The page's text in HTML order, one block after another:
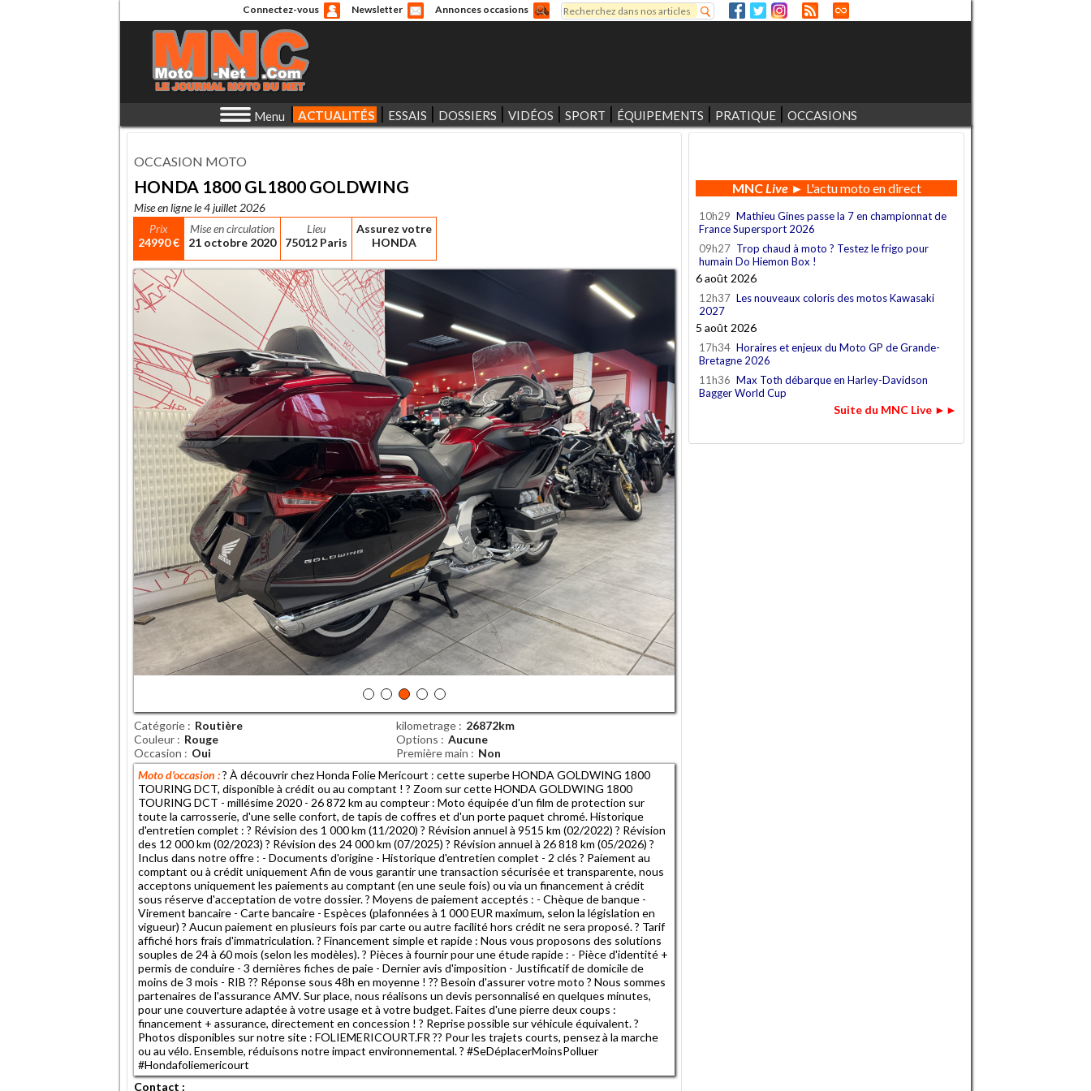
Connectez-vous Newsletter Annonces occasions
Formulaire de recherche
Rechercher
Menu ACTUALITÉS ESSAIS DOSSIERS VIDÉOS SPORT ÉQUIPEMENTS PRATIQUE OCCASIONS
OCCASION MOTO
HONDA 1800 GL1800 GOLDWING
Mise en ligne le 4 juillet 2026
Prix
24990 €
Mise en circulation
21 octobre 2020
Lieu
75012 Paris
Assurez votre
HONDA
Catégorie Routière kilometrage
26872km
Couleur
Rouge Options
Aucune
Occasion
Oui Première main
Non
Moto d'occasion :? À découvrir chez Honda Folie Mericourt : cette superbe HONDA GOLDWING 1800
TOURING DCT, disponible à crédit ou au comptant ! ? Zoom sur cette HONDA GOLDWING 1800
TOURING DCT - millésime 2020 - 26 872 km au compteur : Moto équipée d'un film de protection sur
toute la carrosserie, d'une selle confort, de tapis de coffres et d'un porte paquet chromé. Historique
d'entretien complet : ? Révision des 1 000 km (11/2020) ? Révision annuel à 9515 km (02/2022) ? Révision
des 12 000 km (02/2023) ? Révision des 24 000 km (07/2025) ? Révision annuel à 26 818 km (05/2026) ?
Inclus dans notre offre : - Documents d'origine - Historique d'entretien complet - 2 clés ? Paiement au
comptant ou à crédit uniquement Afin de vous garantir une transaction sécurisée et transparente, nous
acceptons uniquement les paiements au comptant (en une seule fois) ou via un financement à crédit
sous réserve d'acceptation de votre dossier. ? Moyens de paiement acceptés : - Chèque de banque -
Virement bancaire - Carte bancaire - Espèces (plafonnées à 1 000 EUR maximum, selon la législation en
vigueur) ? Aucun paiement en plusieurs fois par carte ou autre facilité hors crédit ne sera proposé. ? Tarif
affiché hors frais d'immatriculation. ? Financement simple et rapide : Nous vous proposons des solutions
souples de 24 à 60 mois (selon les modèles). ? Pièces à fournir pour une étude rapide : - Pièce d'identité +
permis de conduire - 3 dernières fiches de paie - Dernier avis d'imposition - Justificatif de domicile de
moins de 3 mois - RIB ?? Réponse sous 48h en moyenne ! ?? Besoin d'assurer votre moto ? Nous sommes
partenaires de l'assurance AMV. Sur place, nous réalisons un devis personnalisé en quelques minutes,
pour une couverture adaptée à votre usage et à votre budget. Faites d'une pierre deux coups :
financement + assurance, directement en concession ! ? Reprise possible sur véhicule équivalent. ?
Photos disponibles sur notre site : FOLIEMERICOURT.FR ?? Pour les trajets courts, pensez à la marche
ou au vélo. Ensemble, réduisons notre impact environnemental. ? #SeDéplacerMoinsPolluer
#Hondafoliemericourt
Contact :
MNCLive► L'actu moto en direct
10h29 Mathieu Gines passe la 7 en championnat de
France Supersport 2026
09h27 Trop chaud à moto ? Testez le frigo pour
humain Do Hiemon Box !
6 août 2026
12h37 Les nouveaux coloris des motos Kawasaki
2027
5 août 2026
17h34 Horaires et enjeux du Moto GP de Grande-
Bretagne 2026
11h36 Max Toth débarque en Harley-Davidson
Bagger World Cup
Suite du MNC Live ►►